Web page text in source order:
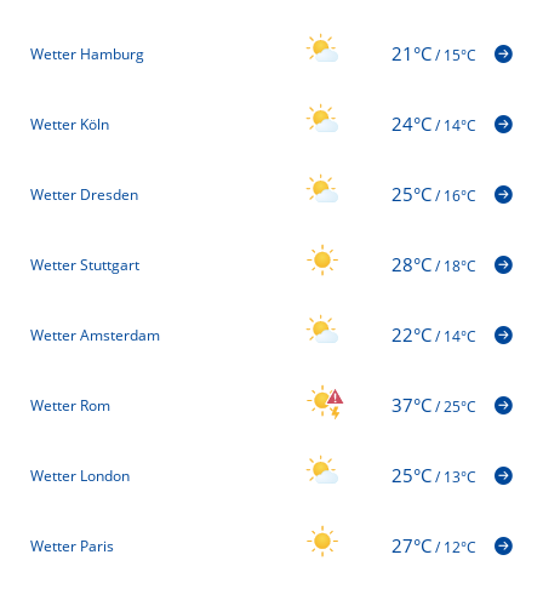
Wetter Hamburg 21°C/15°C
Wetter Köln 24°C/14°C
Wetter Dresden 25°C/16°C
Wetter Stuttgart 28°C/18°C
Wetter Amsterdam 22°C/14°C
Wetter Rom 37°C/25°C
Wetter London 25°C/13°C
Wetter Paris 27°C/12°C